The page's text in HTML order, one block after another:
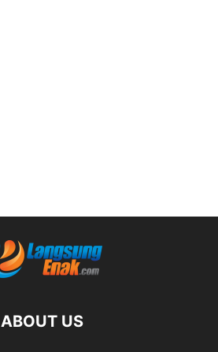
ABOUT US